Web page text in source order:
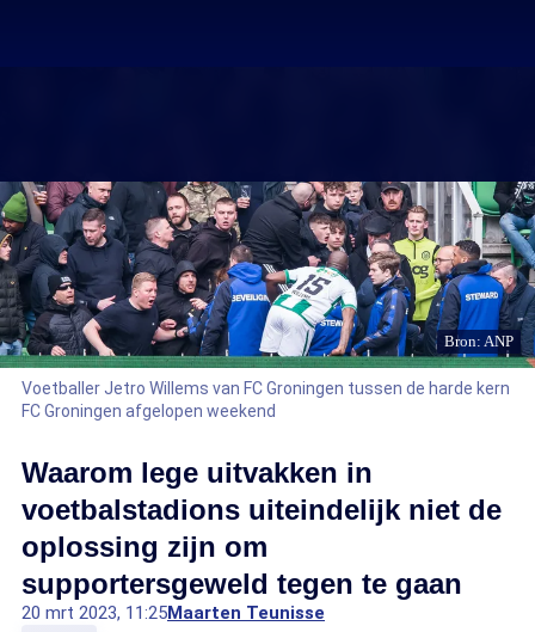
Bron: ANP
Voetballer Jetro Willems van FC Groningen tussen de harde kern
FC Groningen afgelopen weekend
Waarom lege uitvakken in
voetbalstadions uiteindelijk niet de
oplossing zijn om
supportersgeweld tegen te gaan
20 mrt 2023, 11:25Maarten Teunisse